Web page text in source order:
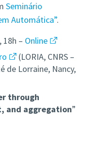
Seminário
Automática”.
– Online
(LORIA, CNRS –
de Lorraine, Nancy,
through
and aggregation”